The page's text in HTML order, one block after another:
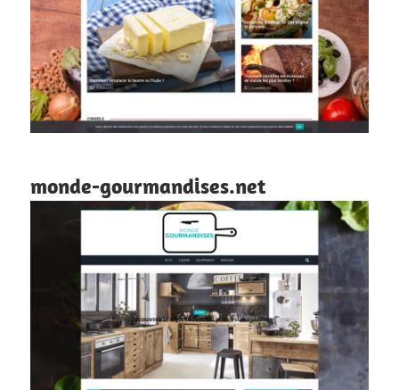
monde-gourmandises.net